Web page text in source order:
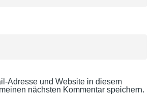
Adresse und Website in diesem
nächsten Kommentar speichern.